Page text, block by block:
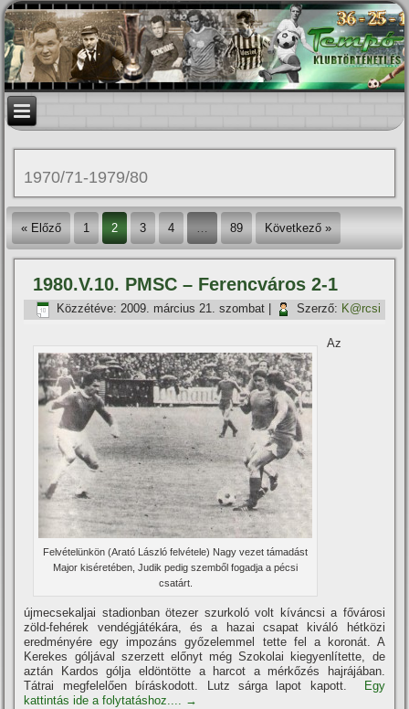
1970/71-1979/80
« Előző 1 2 3 4 … 89 Következő »
1980.V.10. PMSC – Ferencváros 2-1
Közzétéve: 2009. március 21. szombat Szerző: K@rcsi
Felvételünkön (Arató László felvétele) Nagy vezet támadást
Major kiséretében, Judik pedig szemből fogadja a pécsi
csatárt.
Az
újmecsekaljai stadionban ötezer szurkoló volt kí­váncsi a fővárosi
zöld-fehérek vendégjátékára, és a hazai csapat kiváló hétközi
eredményére egy impozáns győzelemmel tette fel a koronát. A
Kerekes góljával szerzett előnyt még Szokolai kiegyenlí­tette, de
aztán Kardos gólja eldöntötte a harcot a mérkőzés hajrájában.
Tátrai megfelelően bí­ráskodott. Lutz sárga lapot kapott.
Egy
kattintás ide a folytatáshoz.... →